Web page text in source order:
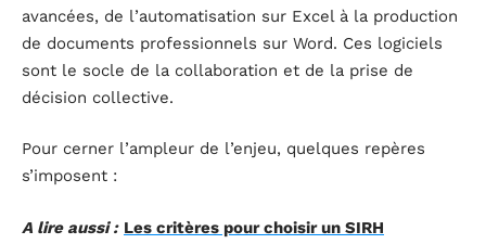
avancées, de l’automatisation sur Excel à la production
de documents professionnels sur Word. Ces logiciels
sont le socle de la collaboration et de la prise de
décision collective.
Pour cerner l’ampleur de l’enjeu, quelques repères
s’imposent :
A lire aussi : Les critères pour choisir un SIRH